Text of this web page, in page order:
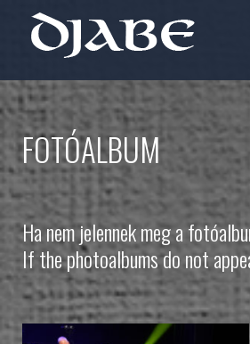
FOTÓALBUM
Ha nem jelennek meg a
If the photoalbums do not